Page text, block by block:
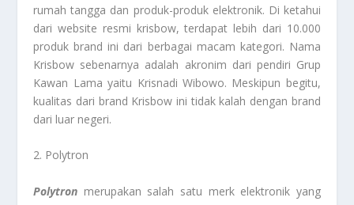
rumah tangga dan produk-produk elektronik. Di ketahui
dari website resmi krisbow, terdapat lebih dari 10.000
produk brand ini dari berbagai macam kategori. Nama
Krisbow sebenarnya adalah akronim dari pendiri Grup
Kawan Lama yaitu Krisnadi Wibowo. Meskipun begitu,
kualitas dari brand Krisbow ini tidak kalah dengan brand
dari luar negeri.
2. Polytron
Polytron merupakan salah satu merk elektronik yang